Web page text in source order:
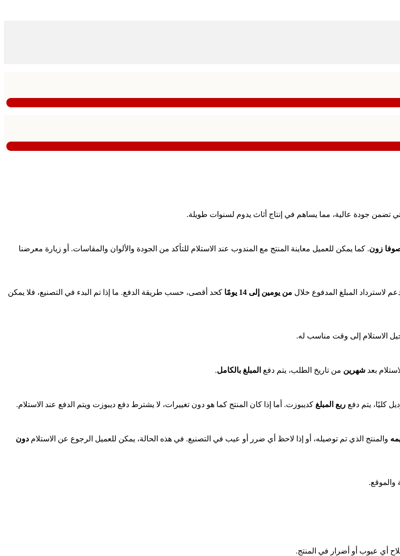
تضمن جودة عالية، مما يساهم في إنتاج أثاث يدوم لسنوات طويلة.
زون. كما يمكن للعميل معاينة المنتج مع المندوب عند الاستلام للتأكد من الجودة والألوان والمقاسات. أو زيارة معرضنا
لاسترداد المبلغ المدفوع خلال من يومين إلى 14 يومًا
كحد أقصى، حسب طريقة الدفع. ما إذا تم البدء في التصنيع، فلا يمكن
الاستلام إلى وقت مناسب له.
بعد شهرين من تاريخ الطلب، يتم دفع المبلغ بالكامل.
كليًا، يتم دفع ربع المبلغ كديبوزت. أما إذا كان المنتج كما هو دون تغييرات، لا يشترط دفع ديبوزت ويتم الدفع عند الاستلام.
والمنتج الذي تم توصيله، أو إذا لاحظ أي ضرر أو عيب في التصنيع. في هذه الحالة، يمكن للعميل الرجوع عن الاستلام دون
أي عيوب أو أضرار في المنتج.